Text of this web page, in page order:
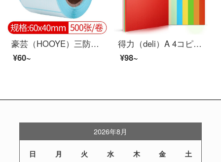
豪芸（HOOYE）三防熱敏ラベル印刷紙60*40 mmラベル印刷紙500枚
¥60~
得力（deli）A 4コピー用紙カラー印刷用紙子供手作業折り紙80 gカード用紙7788/10色
¥98~
2026年8月
日 月 火 水 木 金 土